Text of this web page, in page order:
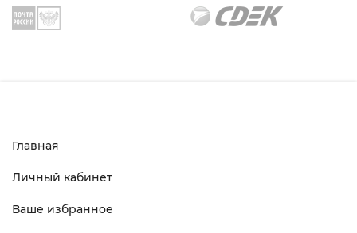
Главная
Личный кабинет
Ваше избранное